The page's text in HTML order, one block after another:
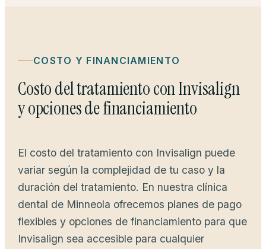
COSTO Y FINANCIAMIENTO
Costo del tratamiento con Invisalign
y opciones de financiamiento
El costo del tratamiento con Invisalign puede
variar según la complejidad de tu caso y la
duración del tratamiento. En nuestra clínica
dental de Minneola ofrecemos planes de pago
flexibles y opciones de financiamiento para que
Invisalign sea accesible para cualquier